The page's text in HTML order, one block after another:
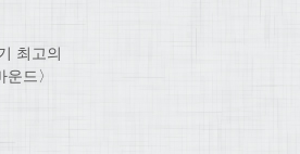
최고의
드〉